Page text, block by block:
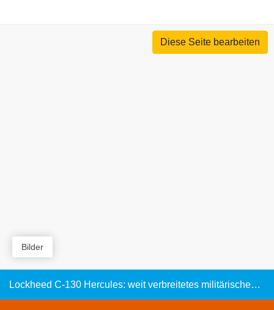
Diese Seite bearbeiten
Bilder
Lockheed C-130 Hercules: weit verbreitetes militärisches Transportflugzeug mit über 20 Tonnen Zuladung